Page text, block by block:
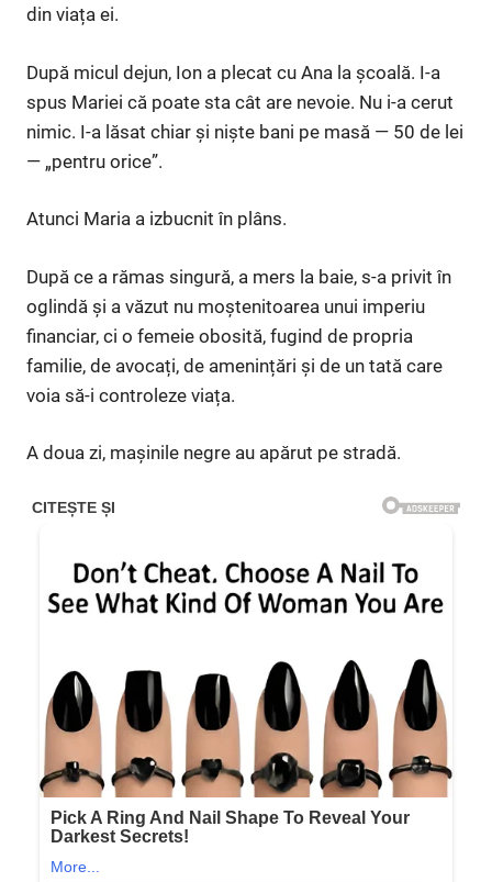
din viața ei.
După micul dejun, Ion a plecat cu Ana la școală. I-a
spus Mariei că poate sta cât are nevoie. Nu i-a cerut
nimic. I-a lăsat chiar și niște bani pe masă — 50 de lei
— „pentru orice”.
Atunci Maria a izbucnit în plâns.
După ce a rămas singură, a mers la baie, s-a privit în
oglindă și a văzut nu moștenitoarea unui imperiu
financiar, ci o femeie obosită, fugind de propria
familie, de avocați, de amenințări și de un tată care
voia să-i controleze viața.
A doua zi, mașinile negre au apărut pe stradă.